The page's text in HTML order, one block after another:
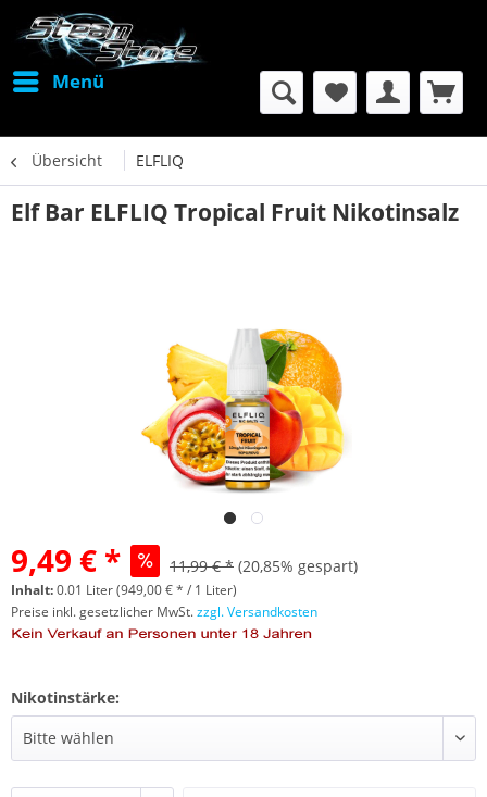
Menü
Übersicht ELFLIQ
Elf Bar ELFLIQ Tropical Fruit Nikotinsalz
9,49 € * 11,99 € * (20,85% gespart)
Inhalt:0.01 Liter (949,00 € * / 1 Liter)
Preise inkl. gesetzlicher MwSt.zzgl. Versandkosten
Nikotinstärke: